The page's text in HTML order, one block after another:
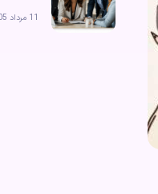
11 مرداد 1405